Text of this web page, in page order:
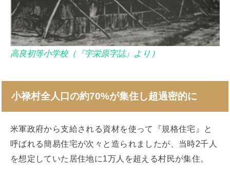
高良初等小学校（『宇栄原字誌』より）
小禄村全人口の約70%が集住し超過密的に
米軍政府から支給される資材を使って『規格住宅』と
呼ばれる簡易住宅が次々と造られましたが、当時2千人
を想定していた居住地に1万人を超える村民が集住。